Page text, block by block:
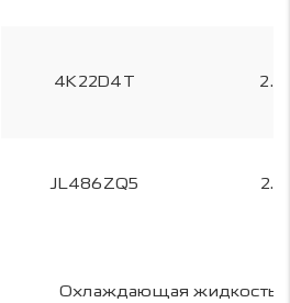
4K22D4T 2.4
JL486ZQ5 2.0
Охлаждающая жидкость